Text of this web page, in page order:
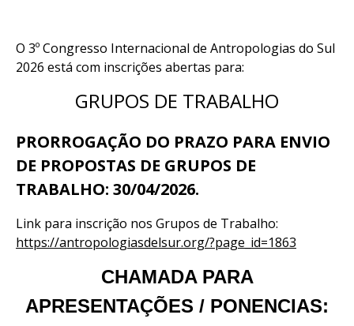
O 3º Congresso Internacional de Antropologias do Sul
2026 está com inscrições abertas para:
GRUPOS DE TRABALHO
PRORROGAÇÃO DO PRAZO PARA ENVIO
DE PROPOSTAS DE GRUPOS DE
TRABALHO: 30/04/2026.
Link para inscrição nos Grupos de Trabalho:
https://antropologiasdelsur.org/?page_id=1863
CHAMADA PARA
APRESENTAÇÕES / PONENCIAS: